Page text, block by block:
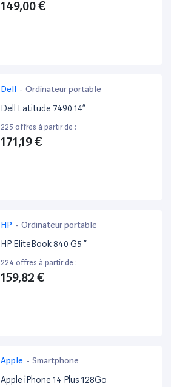
149,00 €
Dell - Ordinateur portable
Dell Latitude 7490 14”
225 offres à partir de :
171,19 €
HP - Ordinateur portable
HP EliteBook 840 G5 ”
224 offres à partir de :
159,82 €
Apple - Smartphone
Apple iPhone 14 Plus 128Go